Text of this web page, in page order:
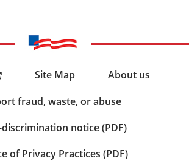
Site Map
About us
fraud, waste, or abuse
notice (PDF)
of Privacy Practices (PDF)